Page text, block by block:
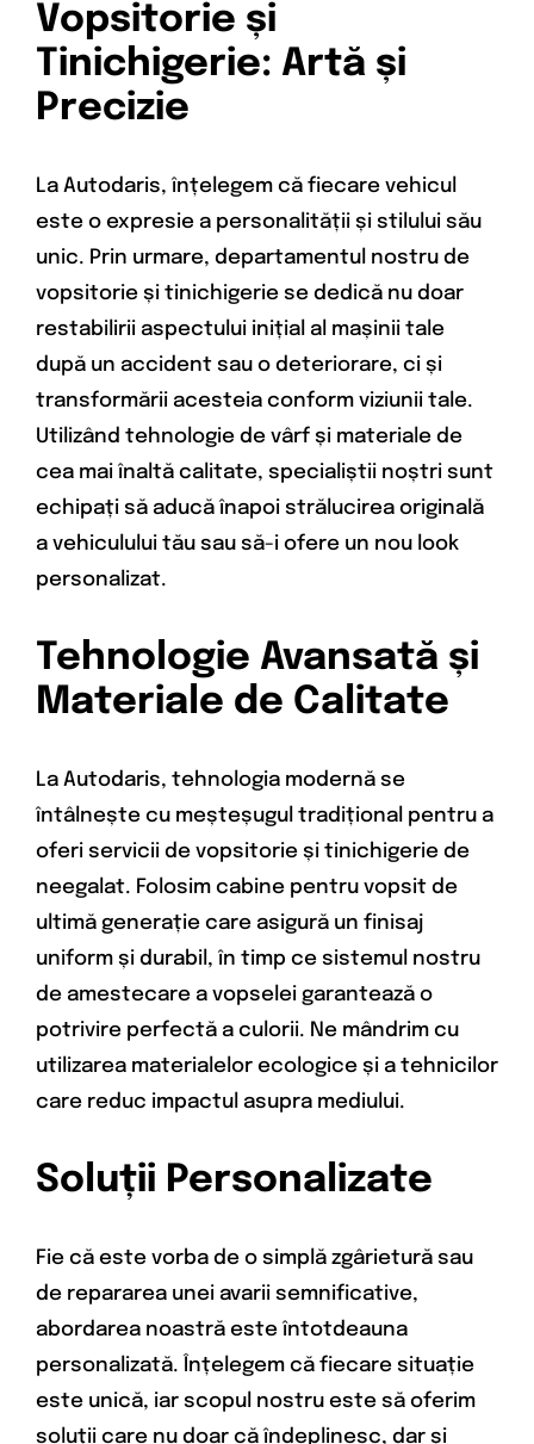
Vopsitorie și
Tinichigerie: Artă și
Precizie
La Autodaris, înțelegem că fiecare vehicul
este o expresie a personalității și stilului său
unic. Prin urmare, departamentul nostru de
vopsitorie și tinichigerie se dedică nu doar
restabilirii aspectului inițial al mașinii tale
după un accident sau o deteriorare, ci și
transformării acesteia conform viziunii tale.
Utilizând tehnologie de vârf și materiale de
cea mai înaltă calitate, specialiștii noștri sunt
echipați să aducă înapoi strălucirea originală
a vehiculului tău sau să-i ofere un nou look
personalizat.
Tehnologie Avansată și
Materiale de Calitate
La Autodaris, tehnologia modernă se
întâlnește cu meșteșugul tradițional pentru a
oferi servicii de vopsitorie și tinichigerie de
neegalat. Folosim cabine pentru vopsit de
ultimă generație care asigură un finisaj
uniform și durabil, în timp ce sistemul nostru
de amestecare a vopselei garantează o
potrivire perfectă a culorii. Ne mândrim cu
utilizarea materialelor ecologice și a tehnicilor
care reduc impactul asupra mediului.
Soluții Personalizate
Fie că este vorba de o simplă zgârietură sau
de repararea unei avarii semnificative,
abordarea noastră este întotdeauna
personalizată. Înțelegem că fiecare situație
este unică, iar scopul nostru este să oferim
soluții care nu doar că îndeplinesc, dar și